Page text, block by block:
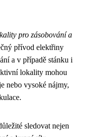
pro zásobování a
přívod elektřiny
a v případě stánku i
lokality mohou
nebo vysoké nájmy,
sledovat nejen